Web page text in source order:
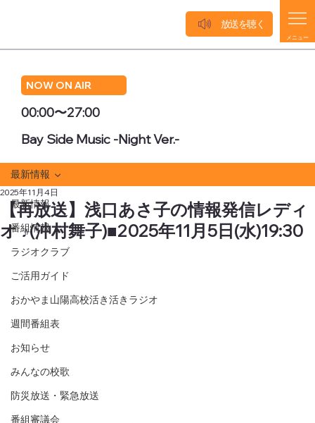
NOW ON AIR
00:00〜27:00
Bay Side Music -Night Ver.-
メニュー
放送を聴く
最新情報
番組情報
ラジオクラブ
ご活用ガイド
おかやま山陽高校活き活きラジオ
週間番組表
お知らせ
みんなの校歌
防災放送・緊急放送
番組審議会
最新情報
【再放送】浅口あさ子の情報発信レディ
オ ♪(沖村舞子)■2025年11月5日(水)19:30
2025年11月4日